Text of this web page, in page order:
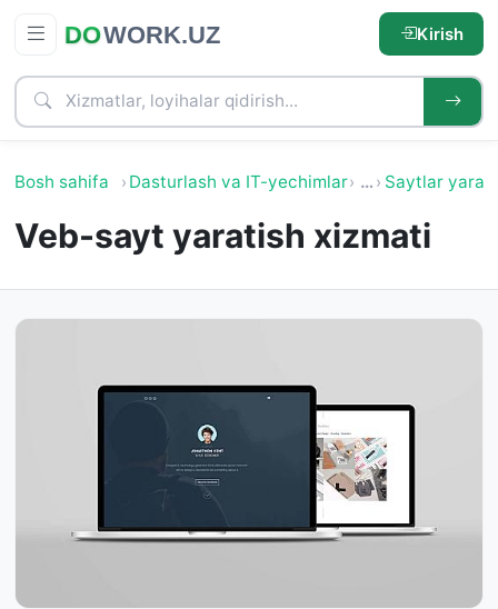
Kirish
Bosh sahifa Dasturlash va IT-yechimlar … Saytlar
Veb-sayt yaratish xizmati